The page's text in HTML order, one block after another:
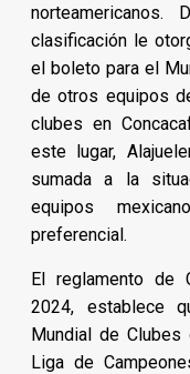
clasificación le
el boleto para el
de otros equipos
clubes en
este lugar,
sumada a la
equipos
preferencial.
El reglamento de
2024, establece
Mundial de
Liga de